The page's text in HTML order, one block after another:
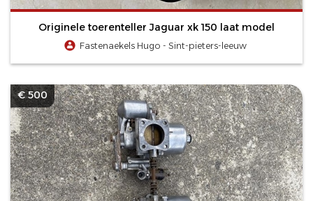
Originele toerenteller Jaguar xk 150 laat model
Fastenaekels Hugo - Sint-pieters-leeuw
€ 500